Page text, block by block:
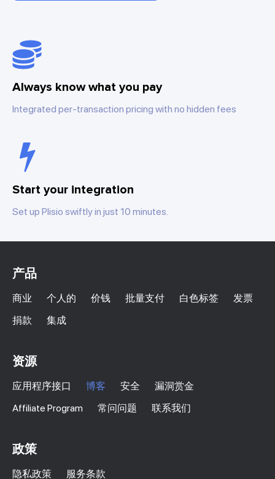
Always know what you pay
Integrated per-transaction pricing with no hidden fees
Start your integration
Set up Plisio swiftly in just 10 minutes.
产品
商业 个人的 价钱 批量支付 白色标签
发票
捐款
集成
资源
应用程序接口 博客 安全
漏洞赏金
Affiliate Program
常问问题 联系我们
政策
隐私政策 服务条款